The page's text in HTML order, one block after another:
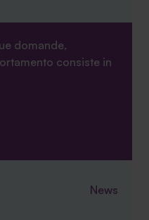
domande,
consiste in
News